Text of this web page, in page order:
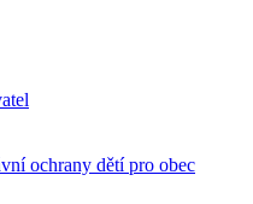
ochrany dětí pro obec